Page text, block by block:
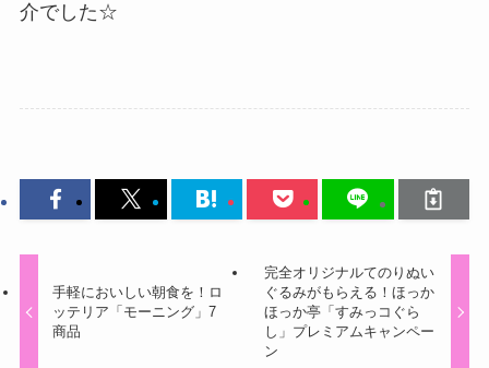
介でした☆
手軽においしい朝食を！ロ
ッテリア「モーニング」7
商品
完全オリジナルてのりぬい
ぐるみがもらえる！ほっか
ほっか亭「すみっコぐら
し」プレミアムキャンペー
ン